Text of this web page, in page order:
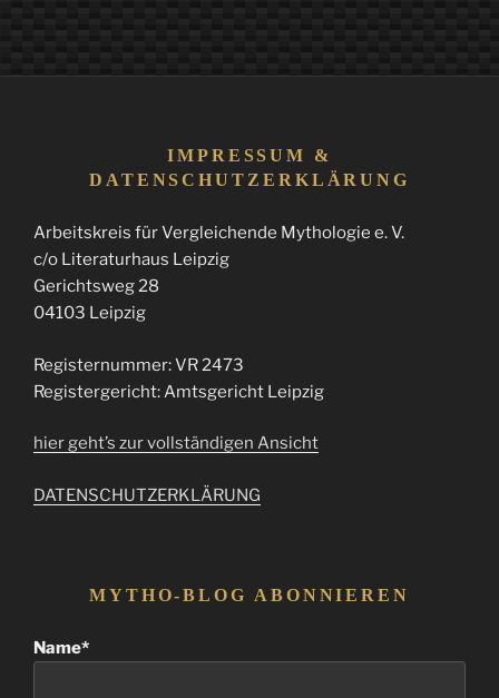
IMPRESSUM &
DATENSCHUTZERKLÄRUNG
Arbeitskreis für Vergleichende Mythologie e. V.
c/o Literaturhaus Leipzig
Gerichtsweg 28
04103 Leipzig
Registernummer: VR 2473
Registergericht: Amtsgericht Leipzig
hier geht’s zur vollständigen Ansicht
DATENSCHUTZERKLÄRUNG
MYTHO-BLOG ABONNIEREN
Name*